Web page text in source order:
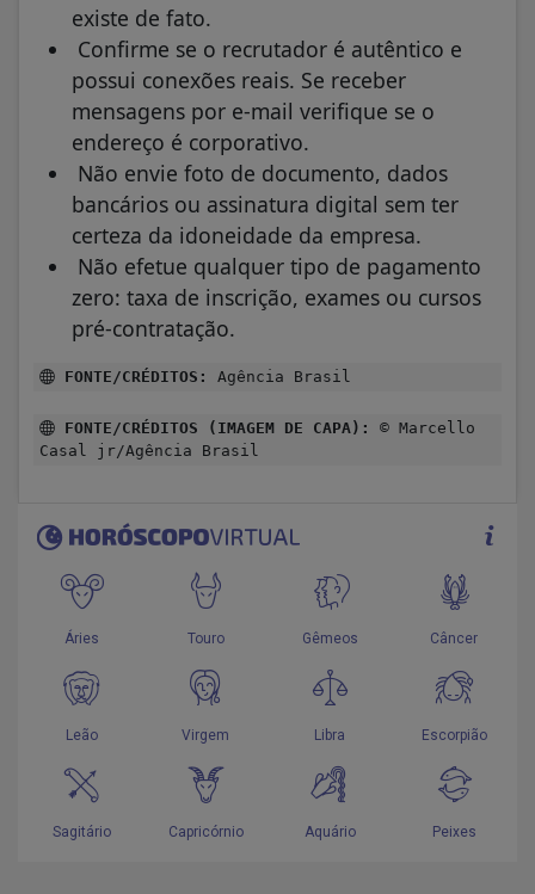
existe de fato.
Confirme se o recrutador é autêntico e
possui conexões reais. Se receber
mensagens por e-mail verifique se o
endereço é corporativo.
Não envie foto de documento, dados
bancários ou assinatura digital sem ter
certeza da idoneidade da empresa.
Não efetue qualquer tipo de pagamento
zero: taxa de inscrição, exames ou cursos
pré-contratação.
FONTE/CRÉDITOS: Agência Brasil
FONTE/CRÉDITOS (IMAGEM DE CAPA):
© Marcello
Casal jr/Agência Brasil